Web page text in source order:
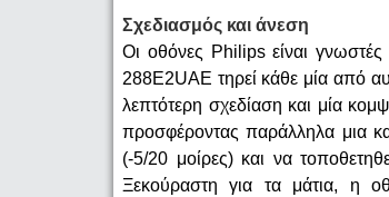
Σχεδιασμός και άνεση
Οι οθόνες Philips είναι
288E2UAE τηρεί κάθε μία από
λεπτότερη σχεδίαση και μία
προσφέροντας παράλληλα μια
(-5/20 μοίρες) και να
Ξεκούραστη για τα μάτια, η